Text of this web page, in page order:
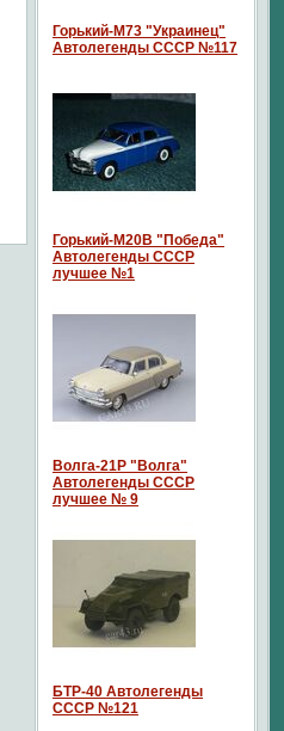
Горький-М73 "Украинец"
Автолегенды СССР №117
Горький-М20В "Победа"
Автолегенды СССР
лучшее №1
Волга-21P "Волга"
Автолегенды СССР
лучшее № 9
БТР-40 Автолегенды
СССР №121